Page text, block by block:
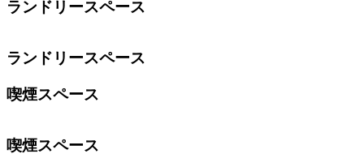
ランドリースペース
ランドリースペース
喫煙スペース
喫煙スペース